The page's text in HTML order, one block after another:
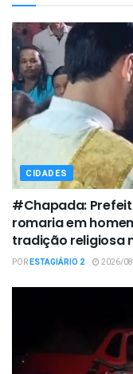
CIDADES
#Chapada:
romaria em
tradição religiosa
PORESTAGIÁRIO 2 2026/